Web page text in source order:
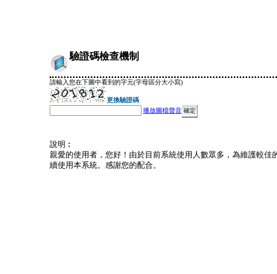
驗證碼檢查機制
請輸入您在下圖中看到的字元(字母區分大小寫)
更換驗證碼
播放圖檔聲音
說明︰
親愛的使用者，您好！由於目前系統使用人數眾多，為維護較
續使用本系統。感謝您的配合。